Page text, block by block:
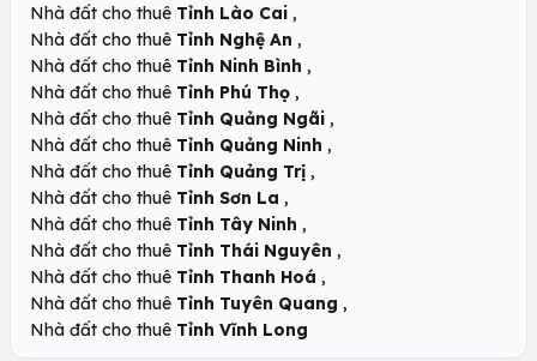
Nhà đất cho thuê Tỉnh Lào Cai ,
Nhà đất cho thuê Tỉnh Nghệ An ,
Nhà đất cho thuê Tỉnh Ninh Bình ,
Nhà đất cho thuê Tỉnh Phú Thọ ,
Nhà đất cho thuê Tỉnh Quảng Ngãi ,
Nhà đất cho thuê Tỉnh Quảng Ninh ,
Nhà đất cho thuê Tỉnh Quảng Trị ,
Nhà đất cho thuê Tỉnh Sơn La ,
Nhà đất cho thuê Tỉnh Tây Ninh ,
Nhà đất cho thuê Tỉnh Thái Nguyên ,
Nhà đất cho thuê Tỉnh Thanh Hoá ,
Nhà đất cho thuê Tỉnh Tuyên Quang ,
Nhà đất cho thuê Tỉnh Vĩnh Long